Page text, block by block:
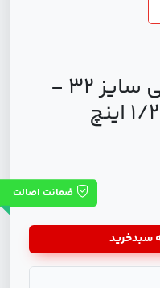
شیر یکطرفه سوپاپی سایز 32 -
ضمانت اصالت
سبدخرید